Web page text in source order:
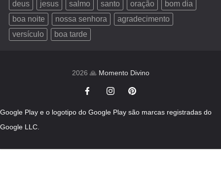
deus jesus salmo santo oração
bom dia
boa noite
nossa senhora
agradecimento
versículo
boa tarde
2026 🙏 Momento Divino
Google Play e o logotipo do Google Play são marcas registradas do
Google LLC.